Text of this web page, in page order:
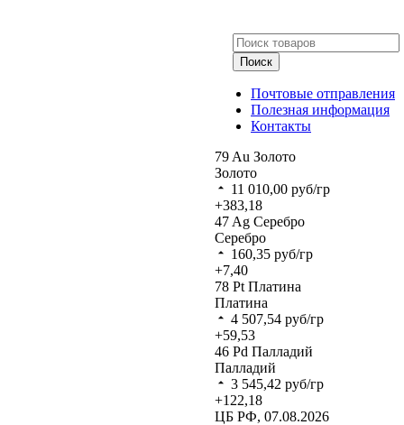
Поиск
Почтовые отправления
Полезная информация
Контакты
79 Au Золото
Золото
11 010,00 руб/гр
+383,18
47 Ag Серебро
Серебро
160,35 руб/гр
+7,40
78 Pt Платина
Платина
4 507,54 руб/гр
+59,53
46 Pd Палладий
Палладий
3 545,42 руб/гр
+122,18
ЦБ РФ, 07.08.2026